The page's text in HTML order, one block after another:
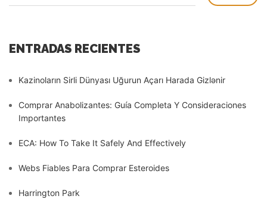
ENTRADAS RECIENTES
Kazinoların Sirli Dünyası Uğurun Açarı Harada Gizlənir
Comprar Anabolizantes: Guía Completa Y Consideraciones
Importantes
ECA: How To Take It Safely And Effectively
Webs Fiables Para Comprar Esteroides
Harrington Park